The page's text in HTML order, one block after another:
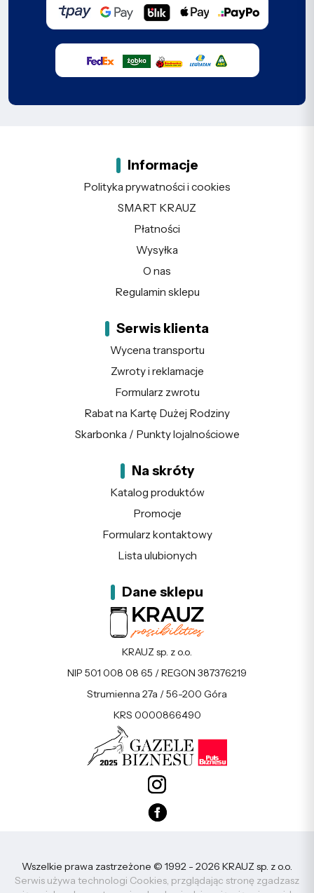
Informacje
Polityka prywatności i cookies
SMART KRAUZ
Płatności
Wysyłka
O nas
Regulamin sklepu
Serwis klienta
Wycena transportu
Zwroty i reklamacje
Formularz zwrotu
Rabat na Kartę Dużej Rodziny
Skarbonka / Punkty lojalnościowe
Na skróty
Katalog produktów
Promocje
Formularz kontaktowy
Lista ulubionych
Dane sklepu
KRAUZ sp. z o.o.
NIP 501 008 08 65 / REGON 387376219
Strumienna 27a / 56-200 Góra
KRS 0000866490
Wszelkie prawa zastrzeżone © 1992 - 2026 KRAUZ sp. z o.o.
Serwis używa technologi Cookies, przglądając stronę zgadzasz